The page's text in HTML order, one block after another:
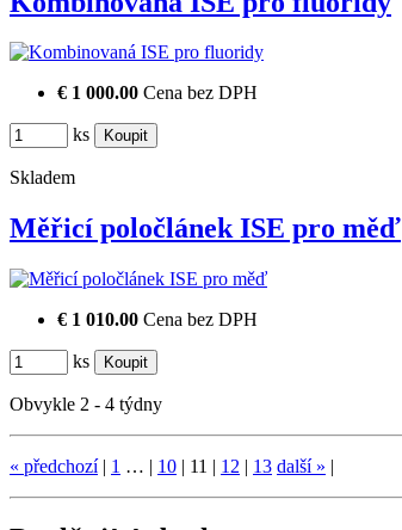
€ 1 000.00 Cena bez DPH
ks
Skladem
Měřicí poločlánek ISE pro měď
€ 1 010.00 Cena bez DPH
ks
Obvykle 2 - 4 týdny
« předchozí | 1 … | 10 | 11 | 12 | 13 další» |